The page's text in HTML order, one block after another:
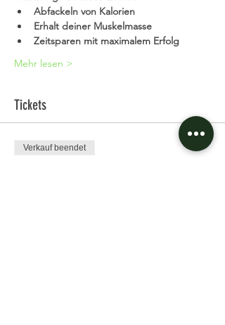
Abfackeln von Kalorien
Erhalt deiner Muskelmasse
Zeitsparen mit maximalem Erfolg
Mehr lesen >
Tickets
Verkauf beendet